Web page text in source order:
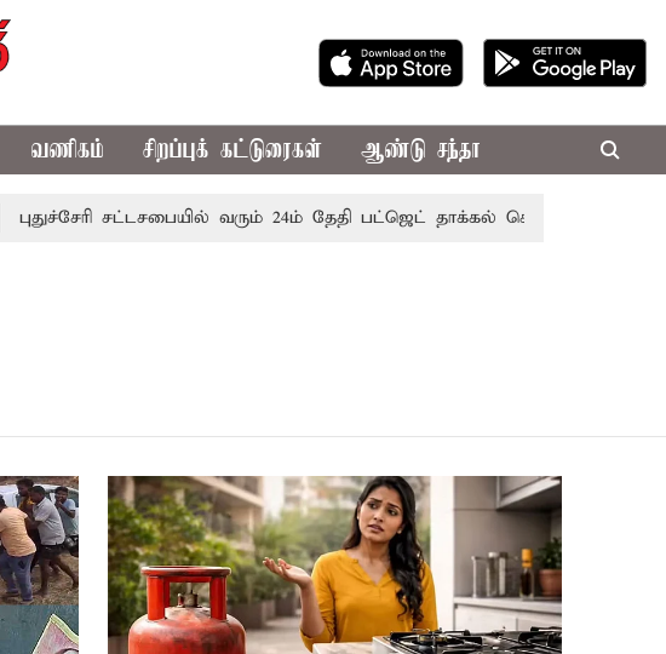
வணிகம் சிறப்புக் கட்டுரைகள் ஆண்டு சந்தா
புதுச்சேரி சட்டசபையில் வரும் 24ம் தேதி பட்ஜெட் தாக்கல் செய்கிறார் முதல்-